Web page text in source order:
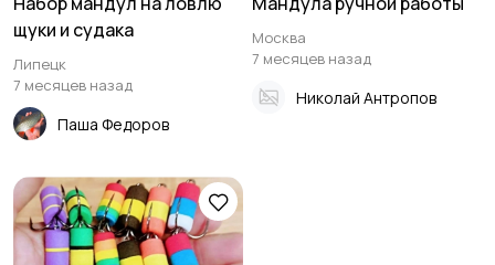
щуки и судака
Липецк
7 месяцев назад
Паша Федоров
Москва
7 месяцев назад
Николай Антропов